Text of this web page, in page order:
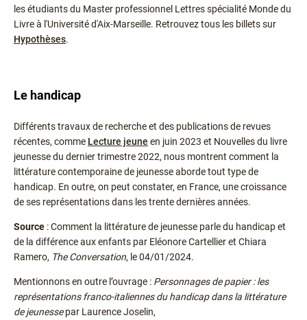
les étudiants du Master professionnel Lettres spécialité Monde du
Livre à l'Université d'Aix-Marseille. Retrouvez tous les billets sur
Hypothèses.
Le handicap
Différents travaux de recherche et des publications de revues
récentes, comme Lecture jeune en juin 2023 et Nouvelles du livre
jeunesse du dernier trimestre 2022, nous montrent comment la
littérature contemporaine de jeunesse aborde tout type de
handicap. En outre, on peut constater, en France, une croissance
de ses représentations dans les trente dernières années.
Source : Comment la littérature de jeunesse parle du handicap et
de la différence aux enfants par Eléonore Cartellier et Chiara
Ramero, The Conversation, le 04/01/2024.
Mentionnons en outre l’ouvrage : Personnages de papier : les
représentations franco-italiennes du handicap dans la littérature
de jeunessepar Laurence Joselin,